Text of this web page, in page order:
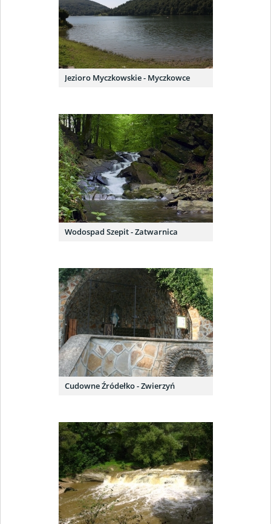
Jezioro Myczkowskie - Myczkowce
Wodospad Szepit - Zatwarnica
Cudowne Źródełko - Zwierzyń